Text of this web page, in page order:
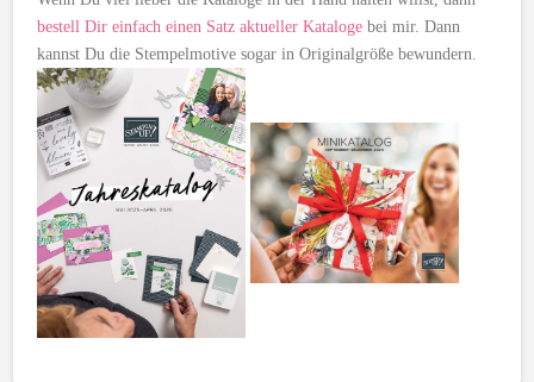
bestell Dir einfach einen Satz aktueller Kataloge bei mir. Dann
kannst Du die Stempelmotive sogar in Originalgröße bewundern.